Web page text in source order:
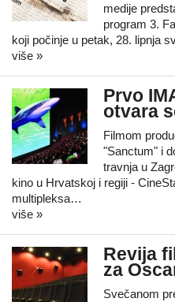
medije
program 3.
koji počinje u petak, 28. lipnja
više »
Prvo
otvara
Filmom
"Sanctum" i
travnja u
kino u Hrvatskoj i regiji -
multipleksa…
više »
Revija
za
Svečanom